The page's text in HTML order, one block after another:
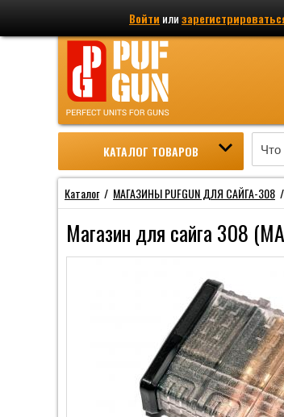
Войти или
КАТАЛОГ ТОВАРОВ
Каталог / МАГАЗИНЫ PUFGUN ДЛЯ САЙГА-308 /
Магазин для сайга 308